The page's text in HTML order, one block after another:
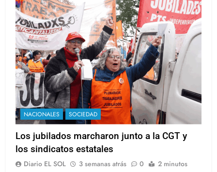
NACIONALES SOCIEDAD
Los jubilados marcharon junto a la CGT y
los sindicatos estatales
Diario EL SOL 3 semanas atrás 0 2 minutos